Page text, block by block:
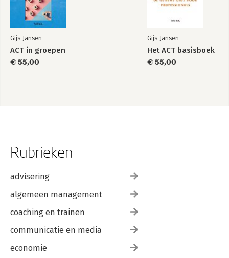
Gijs Jansen
ACT in groepen
€ 55,00
Gijs Jansen
Het ACT basisboek
€ 55,00
Rubrieken
advisering
algemeen management
coaching en trainen
communicatie en media
economie